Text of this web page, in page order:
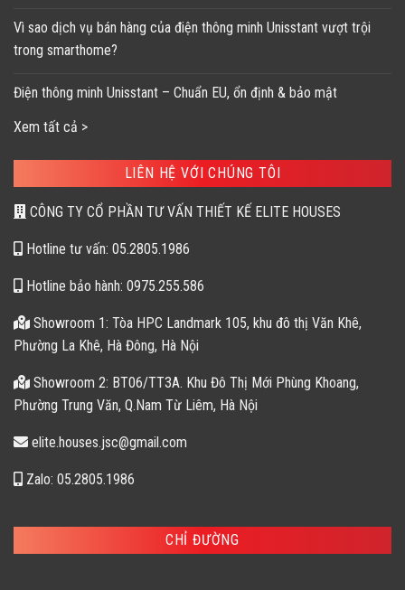
Vì sao dịch vụ bán hàng của điện thông minh Unisstant vượt trội
trong smarthome?
Điện thông minh Unisstant – Chuẩn EU, ổn định & bảo mật
Xem tất cả >
LIÊN HỆ VỚI CHÚNG TÔI
CÔNG TY CỔ PHẦN TƯ VẤN THIẾT KẾ ELITE HOUSES
Hotline tư vấn: 05.2805.1986
Hotline bảo hành: 0975.255.586
Showroom 1: Tòa HPC Landmark 105, khu đô thị Văn Khê,
Phường La Khê, Hà Đông, Hà Nội
Showroom 2: BT06/TT3A. Khu Đô Thị Mới Phùng Khoang,
Phường Trung Văn, Q.Nam Từ Liêm, Hà Nội
elite.houses.jsc@gmail.com
Zalo: 05.2805.1986
CHỈ ĐƯỜNG